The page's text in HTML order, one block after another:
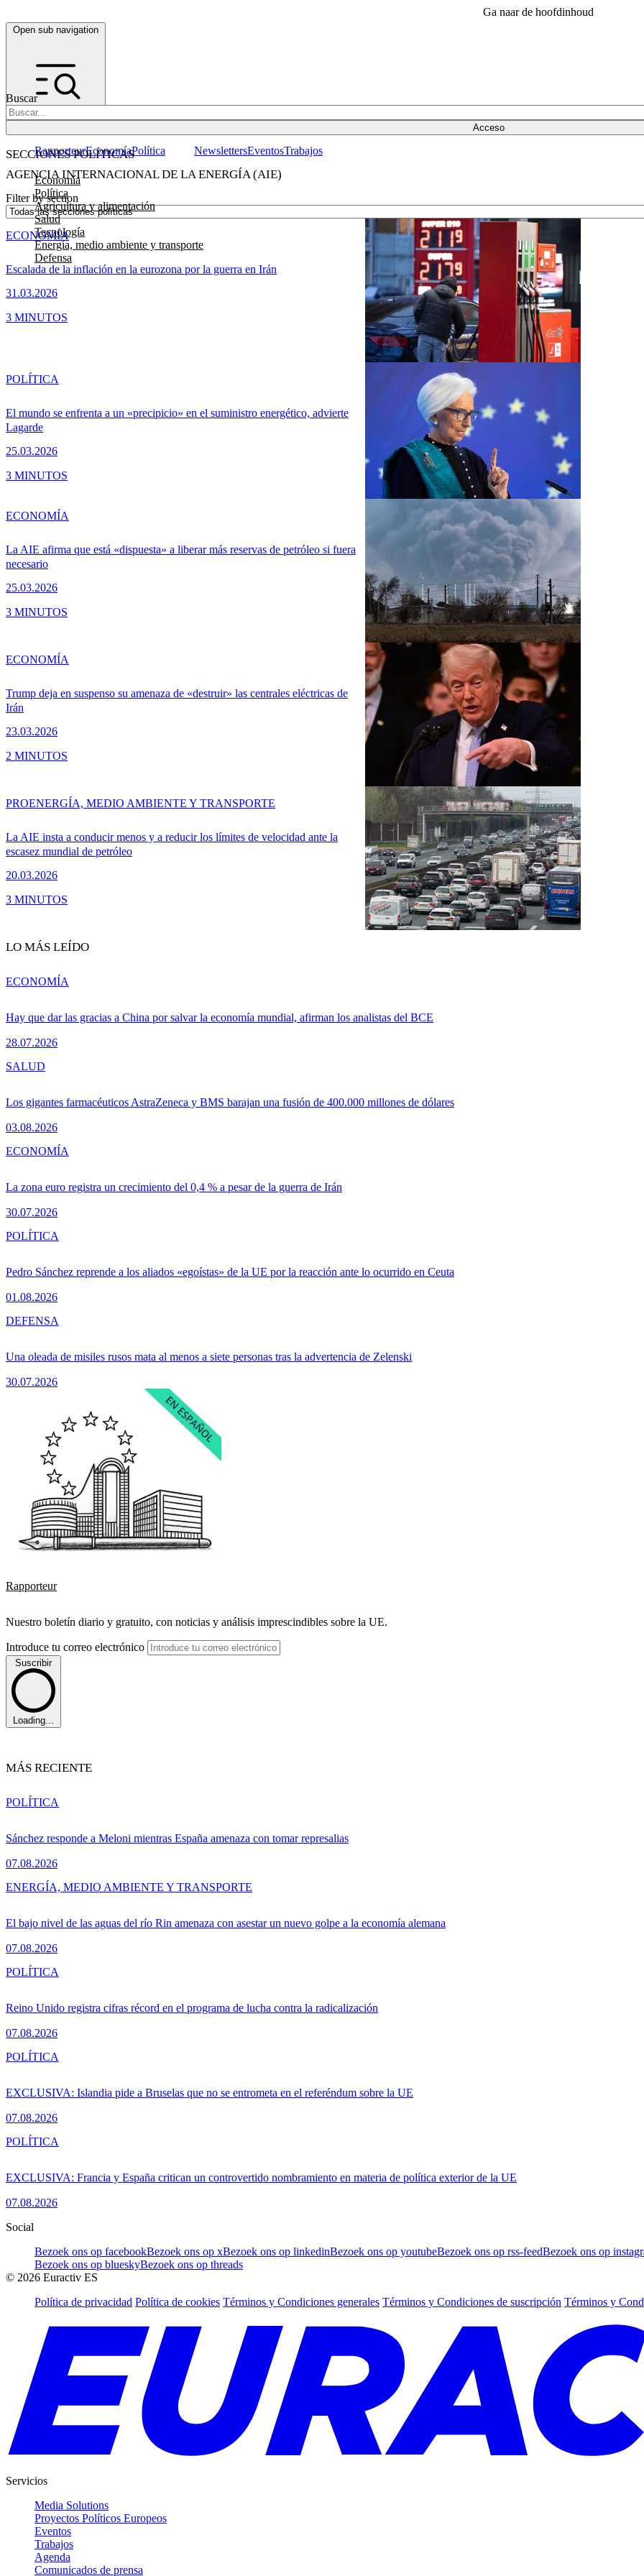
Ga naar de hoofdinhoud
Open sub navigation
Buscar
Acceso
SECCIONES POLÍTICAS
Economía
Política
Agricultura y alimentación
Salud
Tecnología
Energía, medio ambiente y transporte
Defensa
RapporteurEconomíaPolítica NewslettersEventosTrabajos
AGENCIA INTERNACIONAL DE LA ENERGÍA (AIE)
Filter by section
Escalada de la inflación en la eurozona por la guerra en Irán
31.03.2026
ECONOMÍA
3 MINUTOS
El mundo se enfrenta a un «precipicio» en el suministro energético, advierte
Lagarde
25.03.2026
POLÍTICA
3 MINUTOS
La AIE afirma que está «dispuesta» a liberar más reservas de petróleo si fuera
necesario
25.03.2026
ECONOMÍA
3 MINUTOS
Trump deja en suspenso su amenaza de «destruir» las centrales eléctricas de
Irán
23.03.2026
ECONOMÍA
2 MINUTOS
La AIE insta a conducir menos y a reducir los límites de velocidad ante la
escasez mundial de petróleo
20.03.2026
PROENERGÍA, MEDIO AMBIENTE Y TRANSPORTE
3 MINUTOS
LO MÁS LEÍDO
Hay que dar las gracias a China por salvar la economía mundial, afirman los analistas del BCE
28.07.2026
ECONOMÍA
Los gigantes farmacéuticos AstraZeneca y BMS barajan una fusión de 400.000 millones de dólares
03.08.2026
SALUD
La zona euro registra un crecimiento del 0,4 % a pesar de la guerra de Irán
30.07.2026
ECONOMÍA
Pedro Sánchez reprende a los aliados «egoístas» de la UE por la reacción ante lo ocurrido en Ceuta
01.08.2026
POLÍTICA
Una oleada de misiles rusos mata al menos a siete personas tras la advertencia de Zelenski
30.07.2026
DEFENSA
Rapporteur
Nuestro boletín diario y gratuito, con noticias y análisis imprescindibles sobre la UE.
Introduce tu correo electrónico
Suscribir
Loading...
MÁS RECIENTE
Sánchez responde a Meloni mientras España amenaza con tomar represalias
07.08.2026
POLÍTICA
El bajo nivel de las aguas del río Rin amenaza con asestar un nuevo golpe a la economía alemana
07.08.2026
ENERGÍA, MEDIO AMBIENTE Y TRANSPORTE
Reino Unido registra cifras récord en el programa de lucha contra la radicalización
07.08.2026
POLÍTICA
EXCLUSIVA: Islandia pide a Bruselas que no se entrometa en el referéndum sobre la UE
07.08.2026
POLÍTICA
EXCLUSIVA: Francia y España critican un controvertido nombramiento en materia de política exterior de la UE
07.08.2026
POLÍTICA
Social
Bezoek ons op facebookBezoek ons op xBezoek ons op linkedinBezoek ons op youtubeBezoek ons op rss-feedBezoek ons op
Bezoek ons op blueskyBezoek ons op threads
© 2026 Euractiv ES
Política de privacidad Política de cookies Términos y Condiciones generales Términos y Condiciones de suscripción Términos y
Servicios
Media Solutions
Proyectos Políticos Europeos
Eventos
Trabajos
Agenda
Comunicados de prensa